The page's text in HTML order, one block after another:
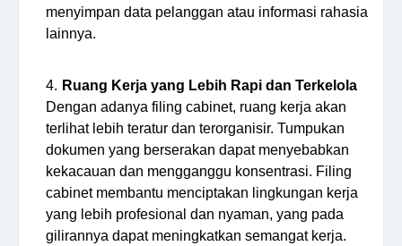
menyimpan data pelanggan atau informasi rahasia
lainnya.
Ruang Kerja yang Lebih Rapi dan Terkelola
Dengan adanya filing cabinet, ruang kerja akan
terlihat lebih teratur dan terorganisir. Tumpukan
dokumen yang berserakan dapat menyebabkan
kekacauan dan mengganggu konsentrasi. Filing
cabinet membantu menciptakan lingkungan kerja
yang lebih profesional dan nyaman, yang pada
gilirannya dapat meningkatkan semangat kerja.